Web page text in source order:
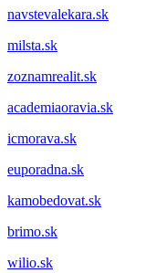
navstevalekara.sk
milsta.sk
zoznamrealit.sk
academiaoravia.sk
icmorava.sk
euporadna.sk
kamobedovat.sk
brimo.sk
wilio.sk